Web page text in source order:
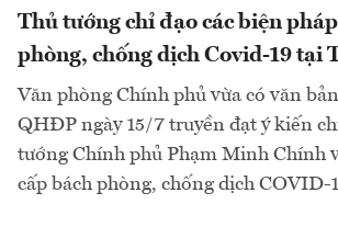
Thủ tướng chỉ đạo các biện
phòng, chống dịch Covid-19 tại
Văn phòng Chính phủ vừa có văn
QHĐP ngày 15/7 truyền đạt ý kiến
tướng Chính phủ Phạm Minh Chính
cấp bách phòng, chống dịch COVID-